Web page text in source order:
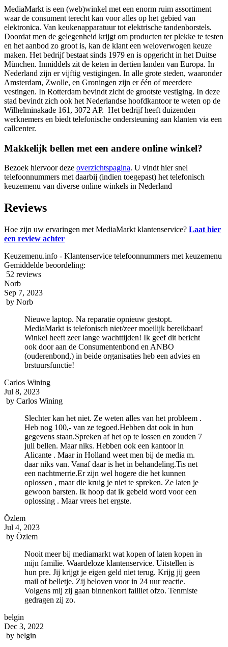
MediaMarkt is een (web)winkel met een enorm ruim assortiment
waar de consument terecht kan voor alles op het gebied van
elektronica. Van keukenapparatuur tot elektrische tandenborstels.
Doordat men de gelegenheid krijgt om producten ter plekke te testen
en het aanbod zo groot is, kan de klant een weloverwogen keuze
maken. Het bedrijf bestaat sinds 1979 en is opgericht in het Duitse
München. Inmiddels zit de keten in dertien landen van Europa. In
Nederland zijn er vijftig vestigingen. In alle grote steden, waaronder
Amsterdam, Zwolle, en Groningen zijn er één of meerdere
vestingen. In Rotterdam bevindt zicht de grootste vestiging. In deze
stad bevindt zich ook het Nederlandse hoofdkantoor te weten op de
Wilhelminakade 161, 3072 AP. Het bedrijf heeft duizenden
werknemers en biedt telefonische ondersteuning aan klanten via een
callcenter.
Makkelijk bellen met een andere online winkel?
Bezoek hiervoor deze overzichtspagina. U vindt hier snel
telefoonnummers met daarbij (indien toegepast) het telefonisch
keuzemenu van diverse online winkels in Nederland
Reviews
Hoe zijn uw ervaringen met MediaMarkt klantenservice? Laat hier
een review achter
Keuzemenu.info - Klantenservice telefoonnummers met keuzemenu
Gemiddelde beoordeling:
52 reviews
Norb
Sep 7, 2023
by Norb
Nieuwe laptop. Na reparatie opnieuw gestopt.
MediaMarkt is telefonisch niet/zeer moeilijk bereikbaar!
Winkel heeft zeer lange wachttijden! Ik geef dit bericht
ook door aan de Consumentenbond en ANBO
(ouderenbond,) in beide organisaties heb een advies en
brstuursfunctie!
Carlos Wining
Jul 8, 2023
by Carlos Wining
Slechter kan het niet. Ze weten alles van het probleem .
Heb nog 100,- van ze tegoed.Hebben dat ook in hun
gegevens staan.Spreken af het op te lossen en zouden 7
juli bellen. Maar niks. Hebben ook een kantoor in
Alicante . Maar in Holland weet men bij de media m.
daar niks van. Vanaf daar is het in behandeling.Tis net
een nachtmerrie.Er zijn wel hogere die het kunnen
oplossen , maar die kruig je niet te spreken. Ze laten je
gewoon barsten. Ik hoop dat ik gebeld word voor een
oplossing . Maar vrees het ergste.
Özlem
Jul 4, 2023
by Özlem
Nooit meer bij mediamarkt wat kopen of laten kopen in
mijn familie. Waardeloze klantenservice. Uitstellen is
hun pre. Jij krijgt je eigen geld niet terug. Krijg jij geen
mail of belletje. Zij beloven voor in 24 uur reactie.
Volgens mij zij gaan binnenkort failliet ofzo. Tenmiste
gedragen zij zo.
belgin
Dec 3, 2022
by belgin